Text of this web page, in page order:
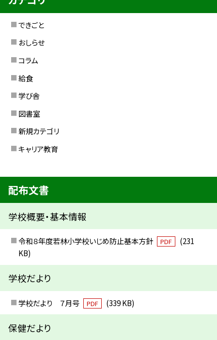
できごと
おしらせ
コラム
給食
学び舎
図書室
新規カテゴリ
キャリア教育
配布文書
学校概要・基本情報
令和８年度若林小学校いじめ防止基本方針 PDF
(231
KB)
学校だより
学校だより ７月号 PDF (339 KB)
保健だより